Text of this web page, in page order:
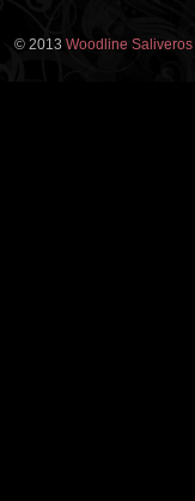
© 2013 Woodline Saliveros